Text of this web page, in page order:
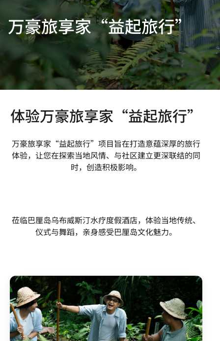
万豪旅享家“益起旅行”
体验万豪旅享家“益起旅行”
万豪旅享家“益起旅行”项目旨在打造意蕴深厚的旅行
体验，让您在探索当地风情、与社区建立更深联结的同
时，创造积极影响。
莅临巴厘岛乌布威斯汀水疗度假酒店，体验当地传统、
仪式与舞蹈，亲身感受巴厘岛文化魅力。